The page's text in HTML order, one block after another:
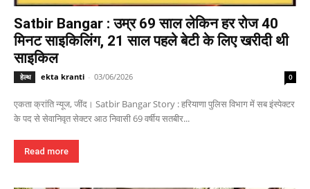
Satbir Bangar : उम्र 69 साल लेकिन हर रोज 40
मिनट साइकिलिंग, 21 साल पहले बेटी के लिए खरीदी थी
साइकिल
हेल्थ ekta kranti - 03/06/2026 0
एकता क्रांति न्यूज, जींद। Satbir Bangar Story : हरियाणा पुलिस विभाग में सब इंस्पेक्टर
के पद से सेवानिवृत सेक्टर आठ निवासी 69 वर्षीय सतबीर...
Read more